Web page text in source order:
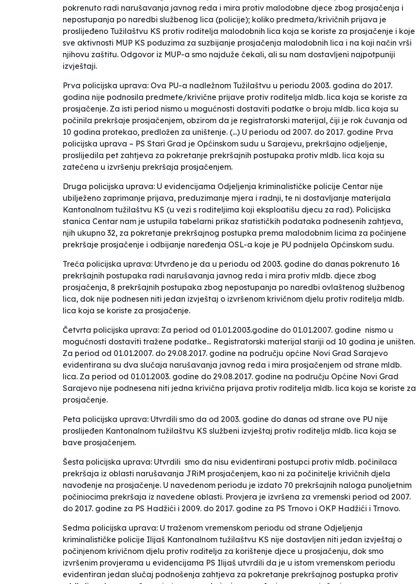
pokrenuto radi narušavanja javnog reda i mira protiv malodobne djece zbog prosjačenja i
nepostupanja po naredbi službenog lica (policije); koliko predmeta/krivičnih prijava je
proslijeđeno Tužilaštvu KS protiv roditelja malodobnih lica koja se koriste za prosjačenje i koje
sve aktivnosti MUP KS poduzima za suzbijanje prosjačenja malodobnih lica i na koji način vrši
njihovu zaštitu. Odgovor iz MUP-a smo najduže čekali, ali su nam dostavljeni najpotpuniji
izvještaji.
Prva policijska uprava: Ova PU-a nadležnom Tužilaštvu u periodu 2003. godina do 2017.
godina nije podnosila predmete/krivične prijave protiv roditelja mldb. lica koja se koriste za
prosjačenje. Za isti period nismo u mogućnosti dostaviti podatke o broju mldb. lica koja su
počinila prekršaje prosjačenjem, obzirom da je registratorski materijal, čiji je rok čuvanja od
10 godina protekao, predložen za uništenje. (...) U periodu od 2007. do 2017. godine Prva
policijska uprava – PS Stari Grad je Općinskom sudu u Sarajevu, prekršajno odjeljenje,
proslijedila pet zahtjeva za pokretanje prekršajnih postupaka protiv mldb. lica koja su
zatečena u izvršenju prekršaja prosjačenjem.
Druga policijska uprava: U evidencijama Odjeljenja kriminalističke policije Centar nije
ubilježeno zaprimanje prijava, preduzimanje mjera i radnji, te ni dostavljanje materijala
Kantonalnom tužilaštvu KS (u vezi s roditeljima koji eksploatišu djecu za rad). Policijska
stanica Centar nam je ustupila tabelarni prikaz statističkih podataka podnesenih zahtjeva,
njih ukupno 32, za pokretanje prekršajnog postupka prema malodobnim licima za počinjene
prekršaje prosjačenje i odbijanje naređenja OSL-a koje je PU podnijela Općinskom sudu.
Treća policijska uprava: Utvrđeno je da u periodu od 2003. godine do danas pokrenuto 16
prekršajnih postupaka radi narušavanja javnog reda i mira protiv mldb. djece zbog
prosjačenja, 8 prekršajnih postupaka zbog nepostupanja po naredbi ovlaštenog službenog
lica, dok nije podnesen niti jedan izvještaj o izvršenom krivičnom djelu protiv roditelja mldb.
lica koja se koriste za prosjačenje.
Četvrta policijska uprava: Za period od 01.01.2003.godine do 01.01.2007. godine nismo u
mogućnosti dostaviti tražene podatke... Registratorski materijal stariji od 10 godina je uništen.
Za period od 01.01.2007. do 29.08.2017. godine na području općine Novi Grad Sarajevo
evidentirana su dva slučaja narušavanja javnog reda i mira prosjačenjem od strane mldb.
lica. Za period od 01.01.2003. godine do 29.08.2017. godine na području Općine Novi Grad
Sarajevo nije podnesena niti jedna krivična prijava protiv roditelja mldb. lica koja se koriste za
prosjačenje.
Peta policijska uprava: Utvrdili smo da od 2003. godine do danas od strane ove PU nije
proslijeđen Kantonalnom tužilaštvu KS službeni izvještaj protiv roditelja mldb. lica koja se
bave prosjačenjem.
Šesta policijska uprava: Utvrdili smo da nisu evidentirani postupci protiv mldb. počinilaca
prekršaja iz oblasti narušavanja JRiM prosjačenjem, kao ni za počinitelje krivičnih djela
navođenje na prosjačenje. U navedenom periodu je izdato 70 prekršajnih naloga punoljetnim
počiniocima prekršaja iz navedene oblasti. Provjera je izvršena za vremenski period od 2007.
do 2017. godine za PS Hadžići i 2009. do 2017. godine za PS Trnovo i OKP Hadžići i Trnovo.
Sedma policijska uprava: U traženom vremenskom periodu od strane Odjeljenja
kriminalističke policije Ilijaš Kantonalnom tužilaštvu KS nije dostavljen niti jedan izvještaj o
počinjenom krivičnom djelu protiv roditelja za korištenje djece u prosjačenju, dok smo
izvršenim provjerama u evidencijama PS Ilijaš utvrdili da je u istom vremenskom periodu
evidentiran jedan slučaj podnošenja zahtjeva za pokretanje prekršajnog postupka protiv